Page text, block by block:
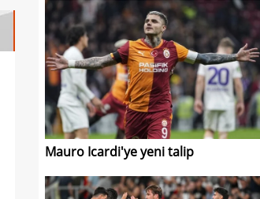
Mauro Icardi'ye yeni talip